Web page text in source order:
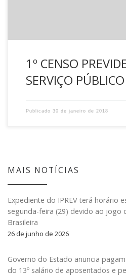
1º CENSO
SERVIÇO
Publicado 30 de janeiro de 2018
MAIS NOTÍCIAS
Expediente do IPREV terá horário
segunda-feira (29) devido ao jogo
Brasileira
26 de junho de 2026
Governo do Estado anuncia
do 13º salário de aposentados e